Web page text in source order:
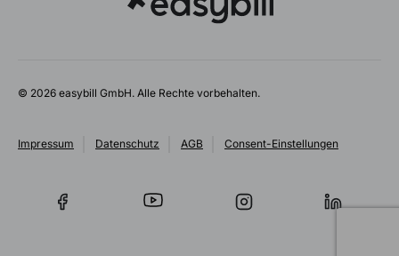
© 2026 easybill GmbH. Alle Rechte vorbehalten.
Impressum Datenschutz AGB Consent-Einstellungen